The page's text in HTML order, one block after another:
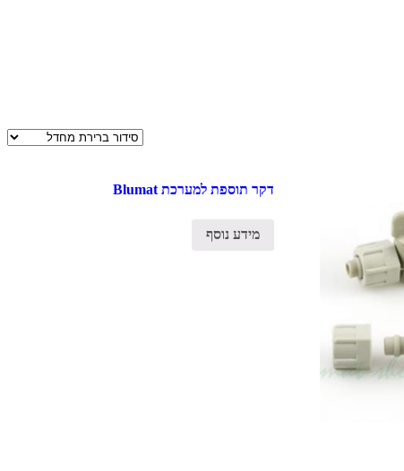
דקר תוספת למערכת Blumat
מידע נוסף